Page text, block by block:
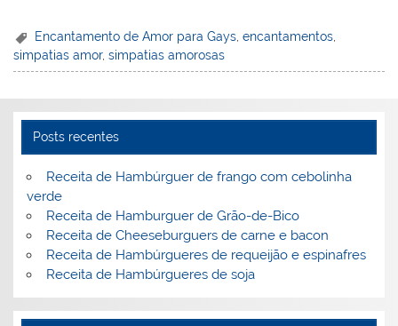
er
e
st
k
e
n
c
e
o
o
k
itt
er
ai
l
h
o
M
ai
l
t
ar
e
Encantamento de Amor para Gays ,encantamentos
simpatias amor,simpatias amorosas
Posts recentes
Receita de Hambúrguer de frango com cebolinha
verde
Receita de Hamburguer de Grão-de-Bico
Receita de Cheeseburguers de carne e bacon
Receita de Hambúrgueres de requeijão e espinafres
Receita de Hambúrgueres de soja